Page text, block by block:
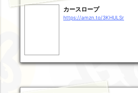
カースロープ
https://amzn.to/3KHULSr